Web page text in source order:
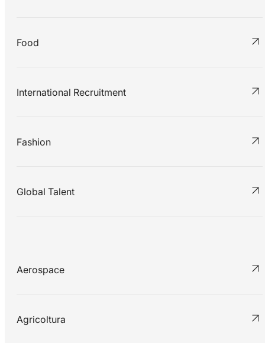
Food
International Recruitment
Fashion
Global Talent
Aerospace
Agricoltura